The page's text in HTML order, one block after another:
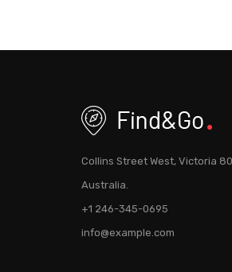
Collins Street West, Victoria
Australia.
+1 246-345-0695
info@example.com